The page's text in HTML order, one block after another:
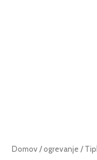
Domov/ogrevanje /
Tipkovnica